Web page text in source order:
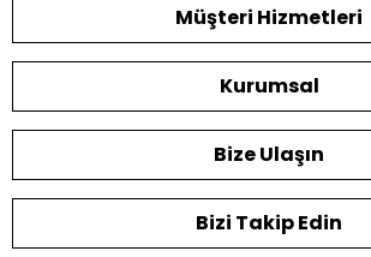
Müşteri Hizmetleri
Kurumsal
Bize Ulaşın
Bizi Takip Edin